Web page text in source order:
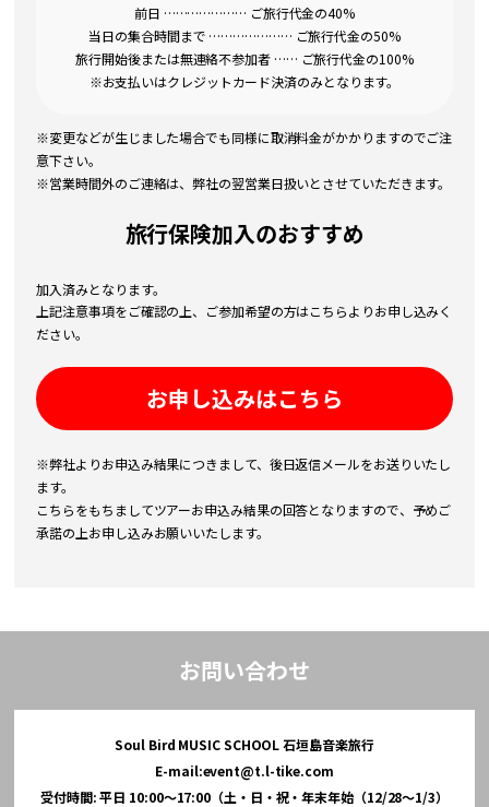
前日 ………………… ご旅行代金の40%
当日の集合時間まで ………………… ご旅行代金の50%
旅行開始後または無連絡不参加者 …… ご旅行代金の100%
※お支払いはクレジットカード決済のみとなります。
※変更などが生じました場合でも同様に取消料金がかかりますのでご注
意下さい。
※営業時間外のご連絡は、弊社の翌営業日扱いとさせていただきます。
旅行保険加入のおすすめ
加入済みとなります。
上記注意事項をご確認の上、ご参加希望の方はこちらよりお申し込みく
ださい。
お申し込みはこちら
※弊社よりお申込み結果につきまして、後日返信メールをお送りいたし
ます。
こちらをもちましてツアーお申込み結果の回答となりますので、予めご
承諾の上お申し込みお願いいたします。
お問い合わせ
Soul Bird MUSIC SCHOOL 石垣島音楽旅行
E-mail:event@t.l-tike.com
受付時間: 平日 10:00～17:00（土・日・祝・年末年始（12/28～1/3）